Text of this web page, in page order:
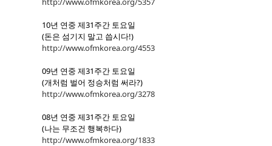
10년 연중 제31주간 토요일
(돈은 섬기지 말고 씁시다!)
http://www.ofmkorea.org/4553
09년 연중 제31주간 토요일
(개처럼 벌어 정승처럼 써라?)
http://www.ofmkorea.org/3278
08년 연중 제31주간 토요일
(나는 무조건 행복하다)
http://www.ofmkorea.org/1833